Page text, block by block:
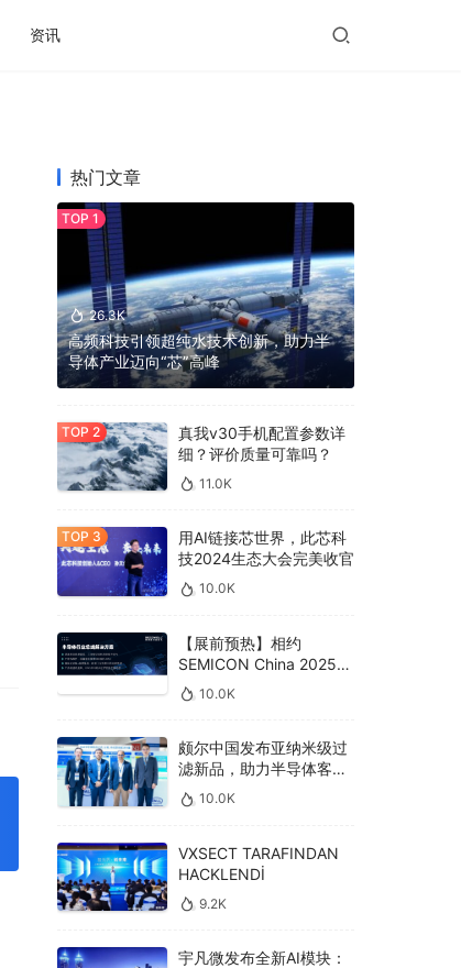
资讯
热门文章
26.3K
高频科技引领超纯水技术创新，助力半
导体产业迈向“芯”高峰
真我v30手机配置参数详
细？评价质量可靠吗？
11.0K
用AI链接芯世界，此芯科
技2024生态大会完美收官
10.0K
【展前预热】相约
SEMICON China 2025，
德克威尔总线解决方案革
新助力半导体设备高效升
10.0K
颇尔中国发布亚纳米级过
滤新品，助力半导体客户
良率提升
10.0K
VXSECT TARAFINDAN
HACKLENDİ
9.2K
宇凡微发布全新AI模块：